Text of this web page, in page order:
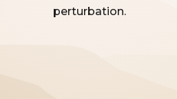
perturbation.